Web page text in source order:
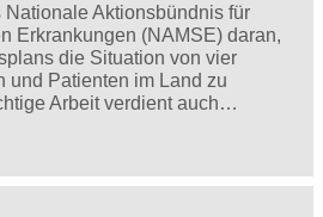
Aktionsbündnis für
Erkrankungen (NAMSE) daran,
die Situation von vier
und Patienten im Land zu
Arbeit verdient auch…